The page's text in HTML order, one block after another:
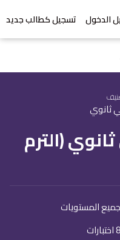
الدخول تسجيل كطالب جديد
ثانوي
2 اولى ثانوي (الترم
جميع المستويات
8 اختبارات